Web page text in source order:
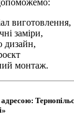
виготовлення,
заміри,
дизайн,
монтаж.